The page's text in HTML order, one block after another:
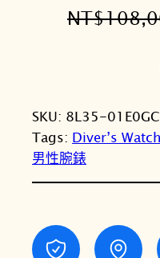
NT$
SKU: 8L35-01E0G
Tags: Diver’s
男性腕錶